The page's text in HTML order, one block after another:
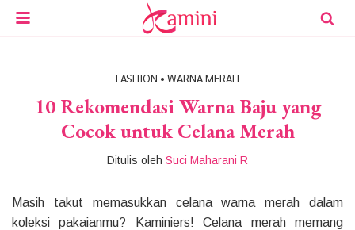
FASHION • WARNA MERAH
10 Rekomendasi Warna Baju yang
Cocok untuk Celana Merah
Ditulis oleh Suci Maharani R
Masih takut memasukkan celana warna merah dalam
koleksi pakaianmu? Kaminiers! Celana merah memang